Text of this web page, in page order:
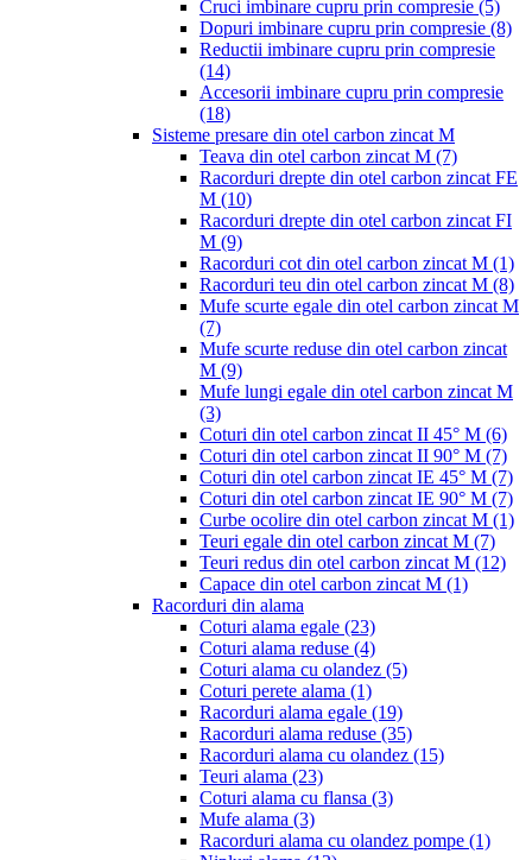
Cruci imbinare cupru prin compresie (5)
Dopuri imbinare cupru prin compresie (8)
Reductii imbinare cupru prin compresie
(14)
Accesorii imbinare cupru prin compresie
(18)
Sisteme presare din otel carbon zincat M
Teava din otel carbon zincat M (7)
Racorduri drepte din otel carbon zincat FE
M (10)
Racorduri drepte din otel carbon zincat FI
M (9)
Racorduri cot din otel carbon zincat M (1)
Racorduri teu din otel carbon zincat M (8)
Mufe scurte egale din otel carbon zincat M
(7)
Mufe scurte reduse din otel carbon zincat
M (9)
Mufe lungi egale din otel carbon zincat M
(3)
Coturi din otel carbon zincat II 45° M (6)
Coturi din otel carbon zincat II 90° M (7)
Coturi din otel carbon zincat IE 45° M (7)
Coturi din otel carbon zincat IE 90° M (7)
Curbe ocolire din otel carbon zincat M (1)
Teuri egale din otel carbon zincat M (7)
Teuri redus din otel carbon zincat M (12)
Capace din otel carbon zincat M (1)
Racorduri din alama
Coturi alama egale (23)
Coturi alama reduse (4)
Coturi alama cu olandez (5)
Coturi perete alama (1)
Racorduri alama egale (19)
Racorduri alama reduse (35)
Racorduri alama cu olandez (15)
Teuri alama (23)
Coturi alama cu flansa (3)
Mufe alama (3)
Racorduri alama cu olandez pompe (1)